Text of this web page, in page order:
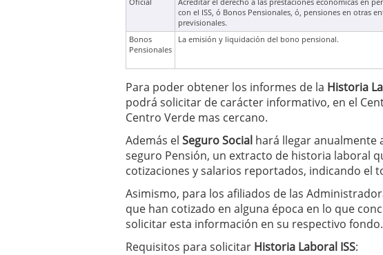
Oficial
Acreditar el derecho a las prestaciones económicas en
con el ISS, ó Bonos Pensionales, ó, pensiones en otras
previsionales.
Bonos
Pensionales
La emisión y liquidación del bono pensional.
Para poder obtener los informes de la Historia
podrá solicitar de carácter informativo, en el
Centro Verde mas cercano.
Además el Seguro Social hará llegar anualmente
seguro Pensión, un extracto de historia laboral
cotizaciones y salarios reportados, indicando el
Asimismo, para los afiliados de las
que han cotizado en alguna época en lo que
solicitar esta información en su respectivo fondo.
Requisitos para solicitar Historia Laboral ISS: